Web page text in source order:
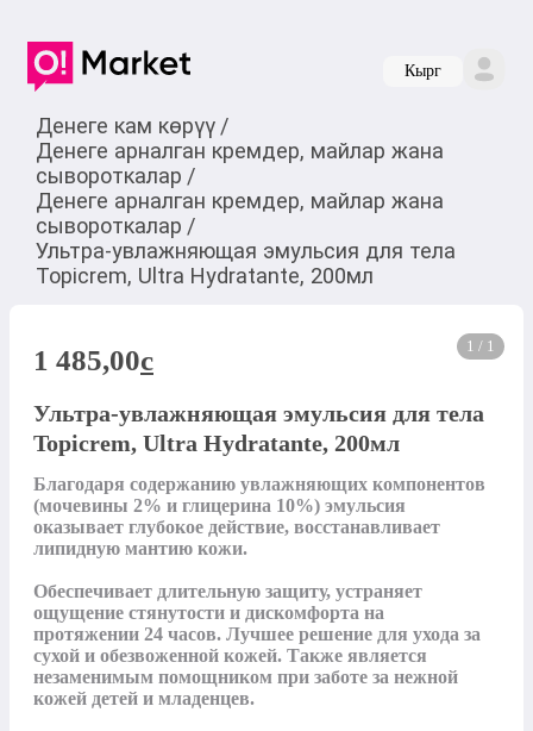
Кырг
Денеге кам көрүү /
Денеге арналган кремдер, майлар жана
сывороткалар /
Денеге арналган кремдер, майлар жана
сывороткалар /
Ультра-увлажняющая эмульсия для тела
Topicrem, Ultra Hydratante, 200мл
1 / 1
1 485,00c
Ультра-увлажняющая эмульсия для тела
Topicrem, Ultra Hydratante, 200мл
Благодаря содержанию увлажняющих компонентов
(мочевины 2% и глицерина 10%) эмульсия
оказывает глубокое действие, восстанавливает
липидную мантию кожи.
Обеспечивает длительную защиту, устраняет
ощущение стянутости и дискомфорта на
протяжении 24 часов. Лучшее решение для ухода за
сухой и обезвоженной кожей. Также является
незаменимым помощником при заботе за нежной
кожей детей и младенцев.